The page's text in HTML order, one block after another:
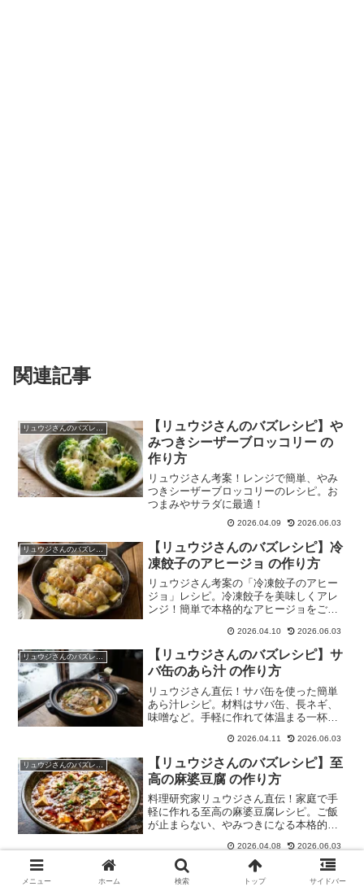
関連記事
【リュウジさんのバズレシピ】や
みつきシーザーブロッコリー の
作り方
リュウジさん考案！レンジで簡単、やみ
つきシーザーブロッコリーのレシピ。お
つまみやサラダに最適！
2026.04.09 2026.06.03
リュウジさんのバズレシピ
【リュウジさんのバズレシピ】冷
凍餃子のアヒージョ の作り方
リュウジさん考案の「冷凍餃子のアヒー
ジョ」レシピ。冷凍餃子を美味しくアレ
ンジ！簡単で本格的なアヒージョをご自
2026.04.10 2026.06.03
リュウジさんのバズレシピ
【リュウジさんのバズレシピ】サ
バ缶のあら汁 の作り方
リュウジさん直伝！サバ缶を使った簡単
あら汁レシピ。材料はサバ缶、長ネギ、
味噌など。手軽に作れて体温まる一杯。
2026.04.11 2026.06.03
【リュウジさんのバズレシピ】至
高の麻婆豆腐 の作り方
料理研究家リュウジさん直伝！家庭で手
軽に作れる至高の麻婆豆腐レシピ。ご飯
が止まらない、やみつきになる本格的な
2026.04.08 2026.06.03
【リュウジさんのバズレシピ】ネ
ギ塩鶏めし の作り方
メニュー ホーム 検索 トップ サイドバー